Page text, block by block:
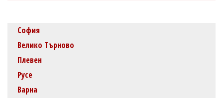
София
Велико Търново
Плевен
Русе
Варна